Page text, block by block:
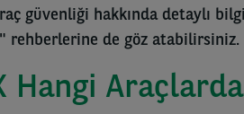
güvenliği hakkında detaylı
rehberlerine de göz atabilirsiniz.
Hangi